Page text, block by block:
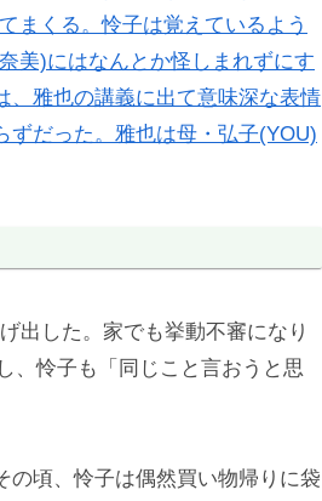
まくる。怜子は覚えているよう
美)にはなんとか怪しまれずにす
、雅也の講義に出て意味深な表情
ずだった。雅也は母・弘子(YOU)
出した。家でも挙動不審になり
、怜子も「同じこと言おうと思
の頃、怜子は偶然買い物帰りに袋